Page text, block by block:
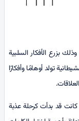
بزرع الأفكار السلبية
تولد أوهامًا وأفكارًا
قد بدأت كرحلة عذبة